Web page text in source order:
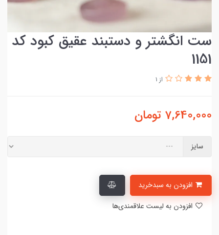
ست انگشتر و دستبند عقیق کبود کد
1151
از 1
7,640,000 تومان
سایز